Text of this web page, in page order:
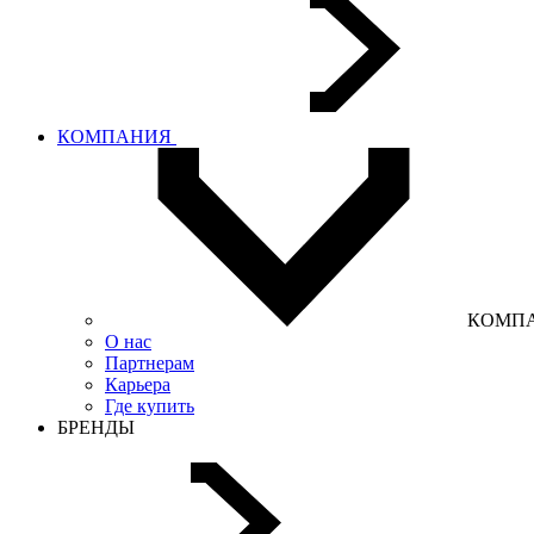
КОМПАНИЯ
О нас
Партнерам
Карьера
Где купить
БРЕНДЫ